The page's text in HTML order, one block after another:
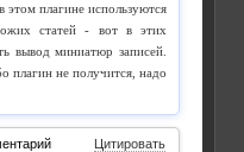
этом плагине используются
статей - вот в этих
вывод миниатюр записей.
плагин не получится, надо
Цитировать